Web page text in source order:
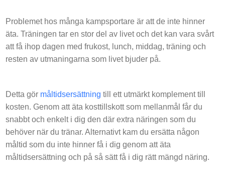
Problemet hos många kampsportare är att de inte hinner
äta. Träningen tar en stor del av livet och det kan vara svårt
att få ihop dagen med frukost, lunch, middag, träning och
resten av utmaningarna som livet bjuder på.
Detta gör måltidsersättning till ett utmärkt komplement till
kosten. Genom att äta kosttillskott som mellanmål får du
snabbt och enkelt i dig den där extra näringen som du
behöver när du tränar. Alternativt kam du ersätta någon
måltid som du inte hinner få i dig genom att äta
måltidsersättning och på så sätt få i dig rätt mängd näring.